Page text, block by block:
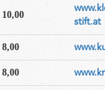
10,00
stift.at
8,00
8,00